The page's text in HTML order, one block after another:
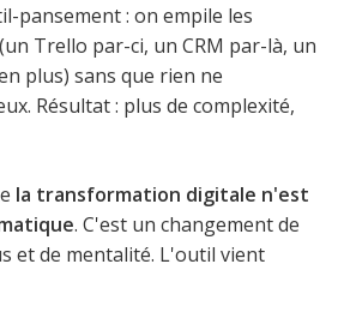
pansement : on empile les
Trello par-ci, un CRM par-là, un
plus) sans que rien ne
Résultat : plus de complexité,
la transformation digitale n'est
. C'est un changement de
et de mentalité. L'outil vient